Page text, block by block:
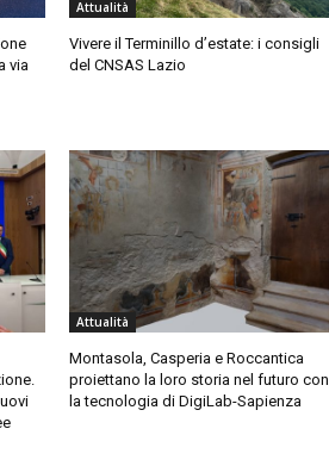
via
Attualità
Vivere il Terminillo d’estate: i consigli
del CNSAS Lazio
Attualità
Montasola, Casperia e Roccantica
proiettano la loro storia nel futuro con
la tecnologia di DigiLab-Sapienza